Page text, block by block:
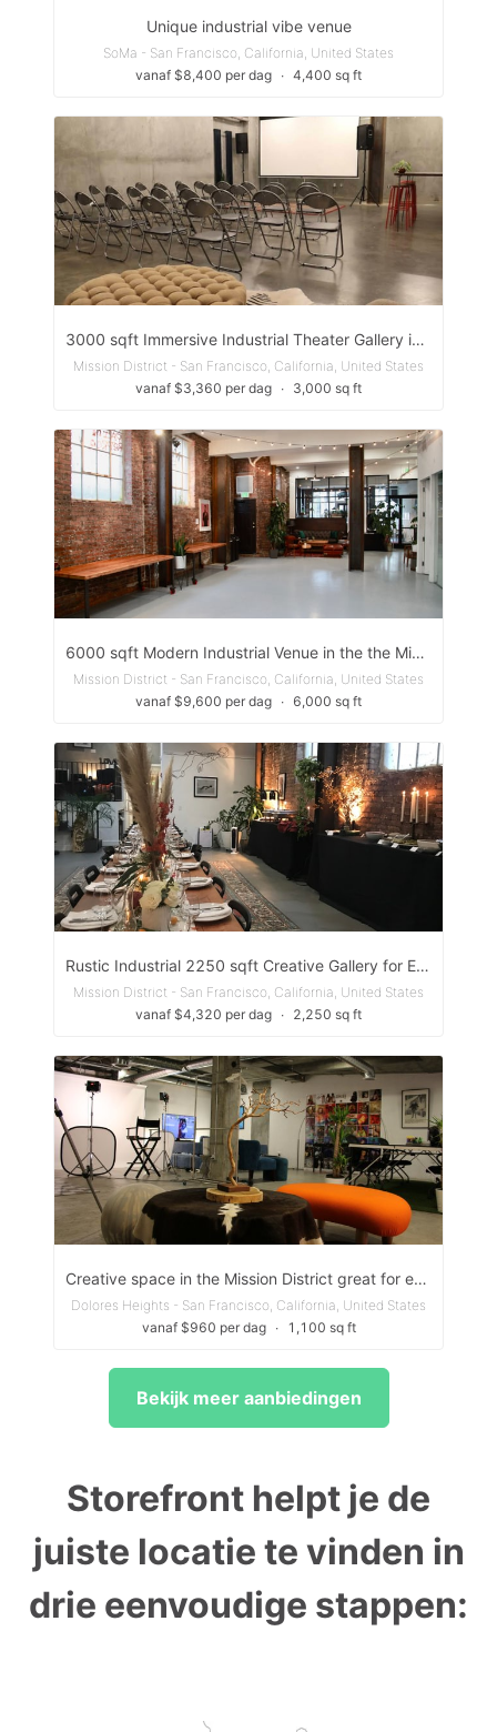
Unique industrial vibe venue
SoMa - San Francisco, California, United States
vanaf $8,400 per dag ∙ 4,400 sq ft
3000 sqft Immersive Industrial Theater Gallery in Mission District SF
Mission District - San Francisco, California, United States
vanaf $3,360 per dag ∙ 3,000 sq ft
6000 sqft Modern Industrial Venue in the the Mission District
Mission District - San Francisco, California, United States
vanaf $9,600 per dag ∙ 6,000 sq ft
Rustic Industrial 2250 sqft Creative Gallery for Events & Parties
Mission District - San Francisco, California, United States
vanaf $4,320 per dag ∙ 2,250 sq ft
Creative space in the Mission District great for events, productions, and off-site meetings
Dolores Heights - San Francisco, California, United States
vanaf $960 per dag
∙ 1,100 sq ft
Bekijk meer aanbiedingen
Storefront helpt je de
juiste locatie te vinden in
drie eenvoudige stappen: